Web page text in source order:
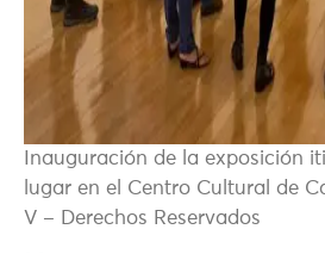
Inauguración de la exposición
lugar en el Centro Cultural de
V – Derechos Reservados